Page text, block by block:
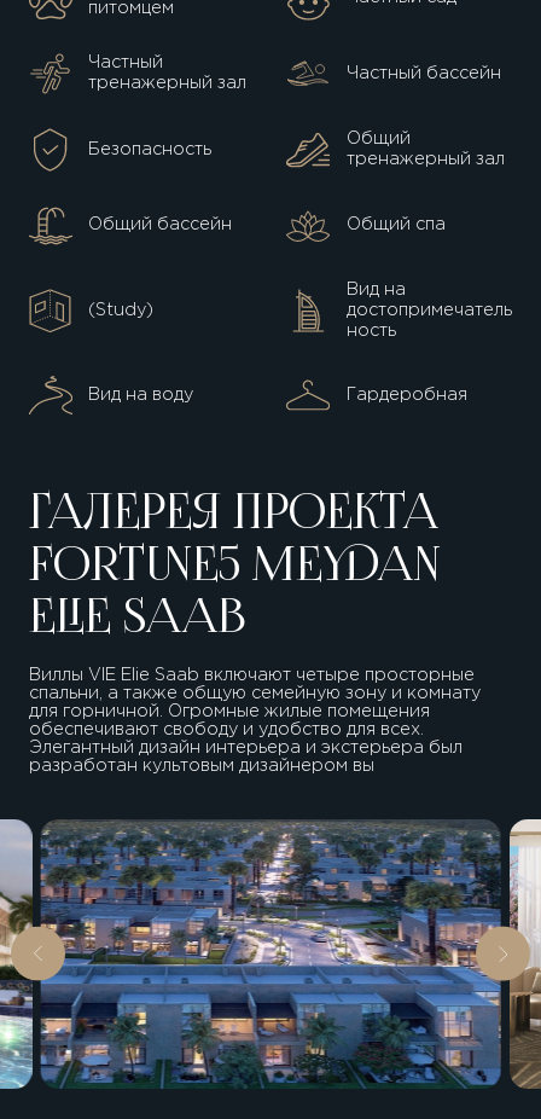
питомцем
Частный
тренажерный зал
Частный бассейн
Безопасность
Общий
тренажерный зал
Общий бассейн Общий спа
(Study)
Вид на
достопримечатель
ность
Вид на воду Гардеробная
ГАЛЕРЕЯ ПРОЕКТА
FORTUNE5 MEYDAN
ELIE SAAB
Виллы VIE Elie Saab включают четыре просторные
спальни, а также общую семейную зону и комнату
для горничной. Огромные жилые помещения
обеспечивают cвободу и удобство для всех.
Элегантный дизайн интерьера и экстерьера был
разработан культовым дизайнером вы